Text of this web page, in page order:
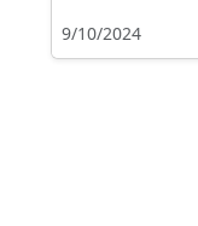
9/10/2024